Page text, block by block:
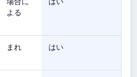
よる
まれ はい